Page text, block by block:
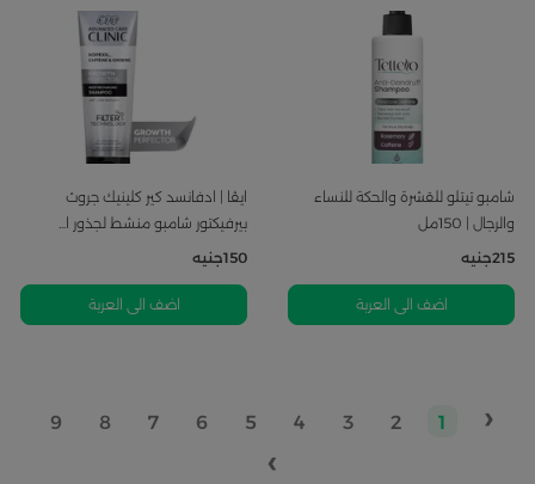
شامبو تيتلو للقشرة والحكة للنساء
والرجال | 150مل
215جنيه
اضف الى العربة
ايڤا | ادفانسد كير كلينيك جروث
بيرفيكتور شامبو منشط لجذور ا...
150جنيه
اضف الى العربة
‹
1
2
3
4
5
6
7
8
9
›